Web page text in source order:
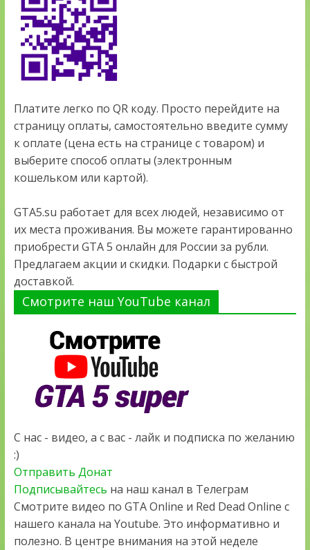
Платите легко по QR коду. Просто перейдите на
страницу оплаты, самостоятельно введите сумму
к оплате (цена есть на странице с товаром) и
выберите способ оплаты (электронным
кошельком или картой).
GTA5.su работает для всех людей, независимо от
их места проживания. Вы можете гарантированно
приобрести GTA 5 онлайн для России за рубли.
Предлагаем акции и скидки. Подарки с быстрой
доставкой.
Смотрите наш YouTube канал
С нас - видео, а с вас - лайк и подписка по желанию
:)
Отправить Донат
Подписывайтесь на наш канал в Телеграм
Смотрите видео по GTA Online и Red Dead Online с
нашего канала на Youtube. Это информативно и
полезно. В центре внимания на этой неделе